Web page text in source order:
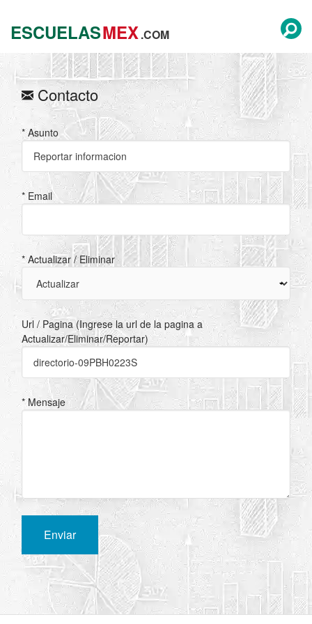
ESCUELASMEX.COM
Contacto
* Asunto
* Email
* Actualizar / Eliminar
Url / Pagina (Ingrese la url de la pagina a
Actualizar/Eliminar/Reportar)
* Mensaje
Enviar